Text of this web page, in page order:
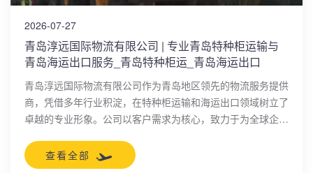
2026-07-27
青岛淳远国际物流有限公司 | 专业青岛特种柜运输与
青岛海运出口服务_青岛特种柜运_青岛海运出口
青岛淳远国际物流有限公司作为青岛地区领先的物流服务提供
商，凭借多年行业积淀，在特种柜运输和海运出口领域树立了
卓越的专业形象。公司以客户需求为核心，致力于为全球企业
国际市场。
查看全部